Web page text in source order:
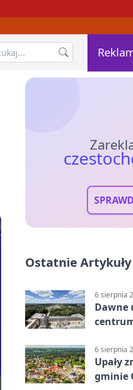
Ostatnie Artykuły
6 sierpnia
Dawne
6 sierpnia
Upały
gminie